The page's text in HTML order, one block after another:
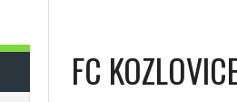
FC